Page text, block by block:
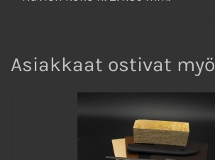
Asiakkaat ostivat